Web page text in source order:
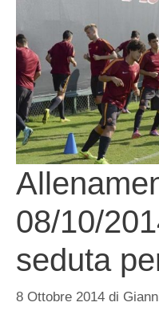
08/10/
seduta
8 Ottobre 2014 di